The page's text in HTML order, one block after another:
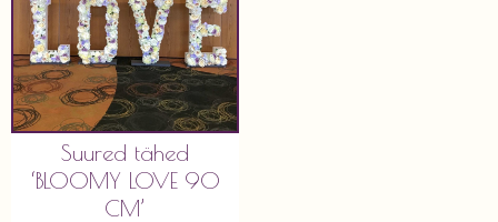
Suured tähed
‘BLOOMY LOVE 90
CM’